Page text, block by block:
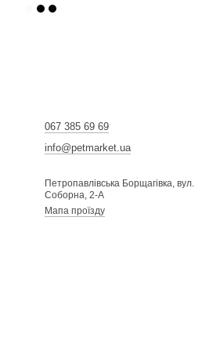
067 385 69 69
info@petmarket.ua
Петропавлівська Борщагівка, вул.
Соборна, 2-А
Мапа проїзду